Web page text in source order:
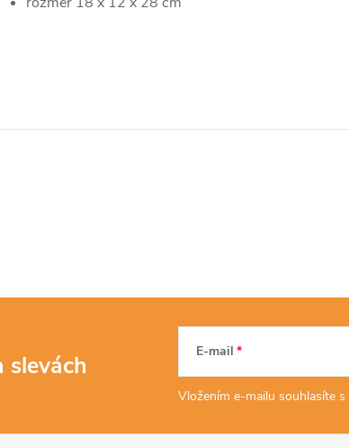
slevách E-mail
Vložením e-mailu souhlasíte s